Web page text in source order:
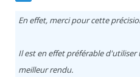
En effet, merci pour cette
Il est en effet préférable
meilleur rendu.